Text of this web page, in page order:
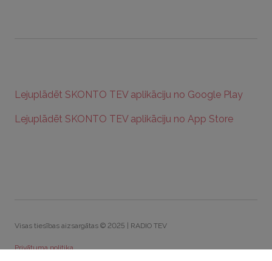
Lejuplādēt SKONTO TEV aplikāciju no Google Play
Lejuplādēt SKONTO TEV aplikāciju no App Store
Visas tiesības aizsargātas © 2025 | RADIO TEV
Privātuma politika